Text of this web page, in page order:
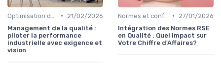
•
21/02/2026
Management de la qualité :
piloter la performance
industrielle avec exigence et
vision
•
27/01/2026
Intégration des Normes RSE
en Qualité : Quel Impact sur
Votre Chiffre d'Affaires?